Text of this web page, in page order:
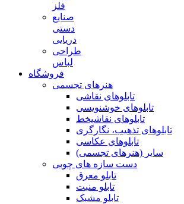
فلز
صنایع
دستی
دریایی
طراحی
لباس
فروشگاه
هنرهای تجسمی
تابلوهای نقاشی
تابلوهای خوشنویسی
تابلوهای نقاشیخط
تابلوهای تذهیب، نگارگری
تابلوهای عکاسی
سایر (هنرهای تجسمی)
دست سازه های چوبی
تابلو معرق
تابلو منبت
تابلو مشبک